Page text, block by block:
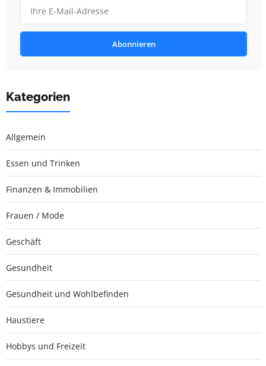
Abonnieren
Kategorien
Allgemein
Essen und Trinken
Finanzen & Immobilien
Frauen / Mode
Geschäft
Gesundheit
Gesundheit und Wohlbefinden
Haustiere
Hobbys und Freizeit